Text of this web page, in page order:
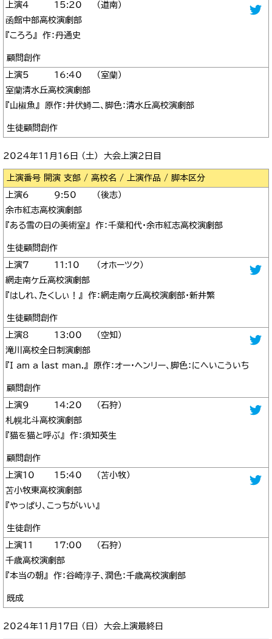
4 15:20
道南
函館中部高校演劇部
『ころろ』 作：丹通史
顧問創作
5
16:40
室蘭
室蘭清水丘高校演劇部
『山椒魚』 原作：井伏鱒二、脚色：清水丘高校演劇部
生徒顧問創作
2024年11月16日 （土） 大会上演2日目
区分
6
9:50
後志
余市紅志高校演劇部
『ある雪の日の美術室』 作：千葉和代・余市紅志高校演劇部
生徒顧問創作
7
11:10
オホーツク
網走南ケ丘高校演劇部
『はしれ、たくしぃ！』 作：網走南ケ丘高校演劇部・新井繁
生徒顧問創作
8
13:00
空知
滝川高校全日制演劇部
『I am a last man.』 原作：オー・ヘンリー、脚色：にへいこういち
顧問創作
9
14:20
石狩
札幌北斗高校演劇部
『猫を猫と呼ぶ』 作：須知英生
顧問創作
10
15:40
苫小牧
苫小牧東高校演劇部
『やっぱり、こっちがいい』
生徒創作
11
17:00
石狩
千歳高校演劇部
『本当の朝』 作：谷崎淳子、潤色：千歳高校演劇部
既成
2024年11月17日 （日） 大会上演最終日